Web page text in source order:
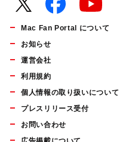
Mac Fan Portal について
お知らせ
運営会社
利用規約
個人情報の取り扱いについて
プレスリリース受付
お問い合わせ